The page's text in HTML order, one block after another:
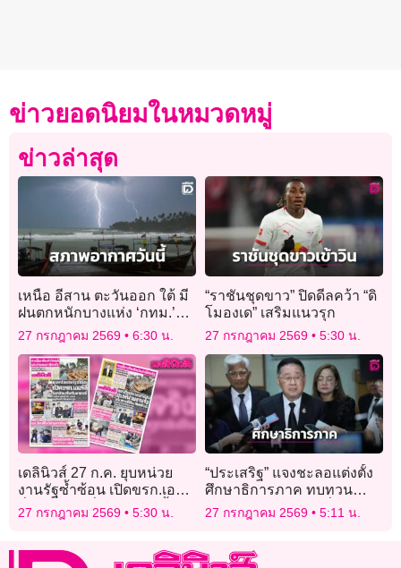
ข่าวยอดนิยมในหมวดหมู่
ข่าวล่าสุด
เหนือ อีสาน ตะวันออก ใต้ มี
ฝนตกหนักบางแห่ง ‘กทม.’
ฝนฟ้าคะนอง ร้อยละ 40 ของ
27 กรกฎาคม 2569 6:30 น.
“ราชันชุดขาว” ปิดดีลคว้า “ดิ
โมองเด” เสริมแนวรุก
27 กรกฎาคม 2569 5:30 น.
เดลินิวส์ 27 ก.ค. ยุบหน่วย
งานรัฐซ้ำซ้อน เปิดขรก.เออร์
ลี่ โยกย้าย-เริ่มกันยายนนี้
27 กรกฎาคม 2569 5:30 น.
“ประเสริฐ” แจงชะลอแต่งตั้ง
ศึกษาธิการภาค ทบทวน
คุณสมบัติผู้ถูกเสนอชื่อ
27 กรกฎาคม 2569 5:11 น.